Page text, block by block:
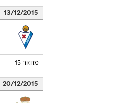
13/12/2015
מחזור 15
20/12/2015